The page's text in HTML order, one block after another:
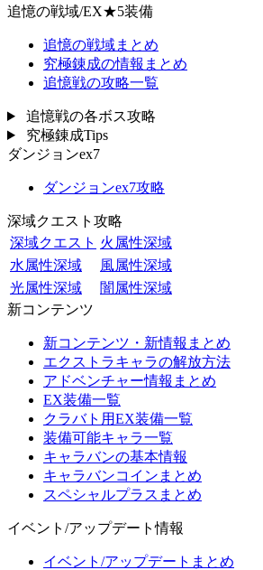
追憶の戦域/EX★5装備
追憶の戦域まとめ
究極錬成の情報まとめ
追憶戦の攻略一覧
追憶戦の各ボス攻略
究極錬成Tips
ダンジョンex7
ダンジョンex7攻略
深域クエスト攻略
深域クエスト 火属性深域
水属性深域
風属性深域
光属性深域
闇属性深域
新コンテンツ
新コンテンツ・新情報まとめ
エクストラキャラの解放方法
アドベンチャー情報まとめ
EX装備一覧
クラバト用EX装備一覧
装備可能キャラ一覧
キャラバンの基本情報
キャラバンコインまとめ
スペシャルプラスまとめ
イベント/アップデート情報
イベント/アップデートまとめ